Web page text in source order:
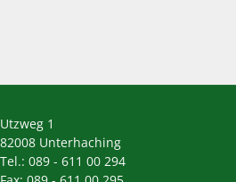
Utzweg 1
82008 Unterhaching
Tel.: 089 - 611 00 294